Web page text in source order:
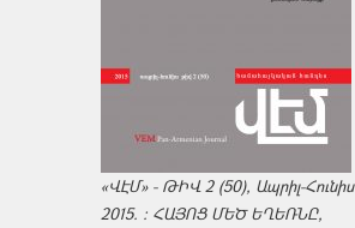
«ՎԷՄ» - ԹԻՎ 2 (50), Ապրիլ-Հունիս
2015. : ՀԱՅՈՑ ՄԵԾ ԵՂԵՌՆԸ,